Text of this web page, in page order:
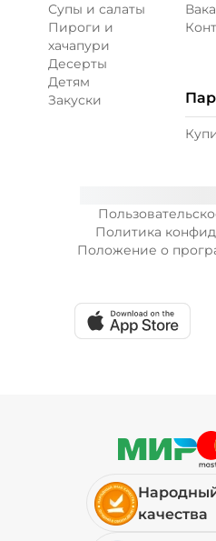
Политика
Положение о
Супы и салаты
Пироги и
хачапури
Десерты
Детям
Закуски
качества